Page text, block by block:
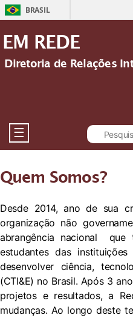
BRASIL
EM REDE
Diretoria de Relações
☰
Quem Somos?
Desde 2014, ano de sua
organização não
abrangência nacional
estudantes das
desenvolver ciência,
(CTI&E) no Brasil. Após 3
projetos e resultados, a
mudanças. Ao longo deste